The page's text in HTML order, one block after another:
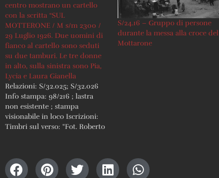
centro mostrano un cartello
con la scritta “SUL
MOTTERONE / M s/m 2300 /
29 Luglio 1926. Due uomini di
fianco al cartello sono seduti
su due tamburi. Le tre donne
in alto, sulla sinistra sono Pia,
Lycia e Laura Gianella
Relazioni: S/32.025; S/32.026
Info stampa: 98/216 ; lastra
non esistente ; stampa
visionabile in loco Iscrizioni:
Timbri sul verso: "Fot. Roberto
S/24.16 – Gruppo di persone
durante la messa alla croce del
Mottarone